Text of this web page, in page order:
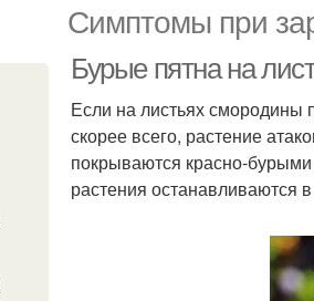
Симптомы при
Бурые пятна на
Если на листьях смородины
скорее всего, растение
покрываются красно-
растения останавливаются